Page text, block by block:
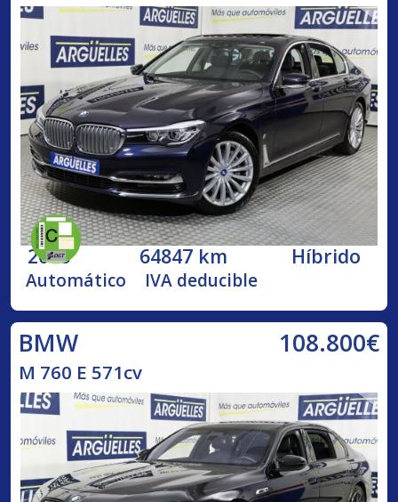
2018 64847 km Híbrido
Automático IVA deducible
BMW 108.800€
M 760 E 571cv